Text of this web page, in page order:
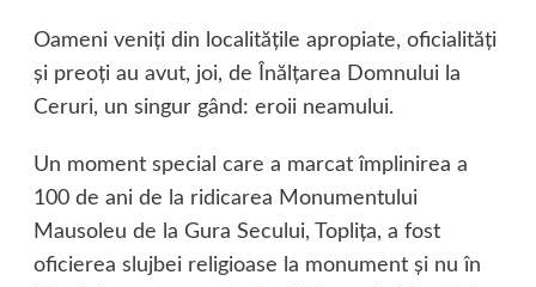
Oameni veniţi din localităţile apropiate, oficialităţi
şi preoţi au avut, joi, de Înălţarea Domnului la
Ceruri, un singur gând: eroii neamului.
Un moment special care a marcat împlinirea a
100 de ani de la ridicarea Monumentului
Mausoleu de la Gura Secului, Topliţa, a fost
oficierea slujbei religioase la monument şi nu în